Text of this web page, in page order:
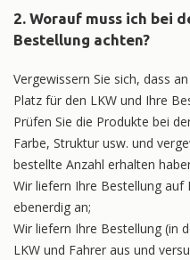
2. Worauf muss ich bei
Bestellung achten?
Vergewissern Sie sich, dass
Platz für den LKW und Ihre
Prüfen Sie die Produkte bei
Farbe, Struktur usw. und
bestellte Anzahl erhalten
Wir liefern Ihre Bestellung auf
ebenerdig an;
Wir liefern Ihre Bestellung (in
LKW und Fahrer aus und